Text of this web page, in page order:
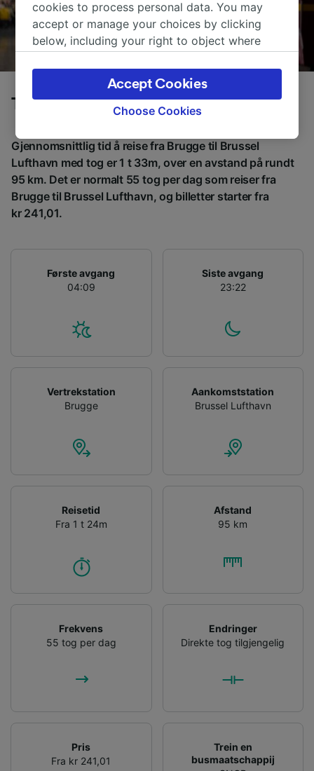
Tog fra Brugge til Brussel Lufthavn
Gjennomsnittlig tid å reise fra Brugge til Brussel
Lufthavn med tog er 1 t 33m, over en avstand på rundt
95 km. Det er normalt 55 tog per dag som reiser fra
Brugge til Brussel Lufthavn, og billetter starter fra
kr 241,01.
Første avgang
04:09
Siste avgang
23:22
Vertrekstation
Brugge
Aankomststation
Brussel Lufthavn
Reisetid
Fra 1 t 24m
Afstand
95 km
Frekvens
55 tog per dag
Endringer
Direkte tog tilgjengelig
Pris
Fra kr 241,01
Trein en
busmaatschappij
cookies to process personal data. You may
accept or manage your choices by clicking
below, including your right to object where
the privacy policy page. These choices will be
signaled to our partners and will not affect
browsing data. Your data will not be used for
track you.
We and our partners process data to provide:
Use precise geolocation data. Actively scan
device characteristics for identification. Store
and/or access information on a device.
audience research and services development.
List of Partners
Choose Cookies
Accept Cookies